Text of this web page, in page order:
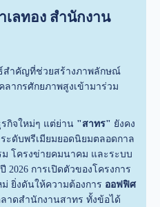
ลทอง สำนักงาน
สำคัญที่ช่วยสร้างภาพลักษณ์
ากรศักยภาพสูงเข้ามาร่วม
กิจใหม่ๆ แต่ย่าน "สาทร" ยังคง
ะดับพรีเมียมยอดนิยมตลอดกาล
โครงข่ายคมนาคม และระบบ
2026 การเปิดตัวของโครงการ
ยิ่งดันให้ความต้องการ ออฟฟิศ
าดสำนักงานสาทร ทั้งข้อได้